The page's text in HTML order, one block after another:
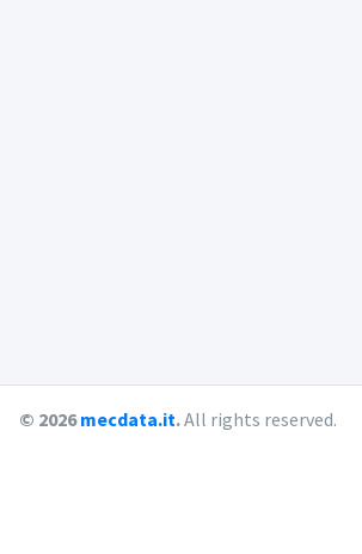
© 2026mecdata.it.All rights reserved.